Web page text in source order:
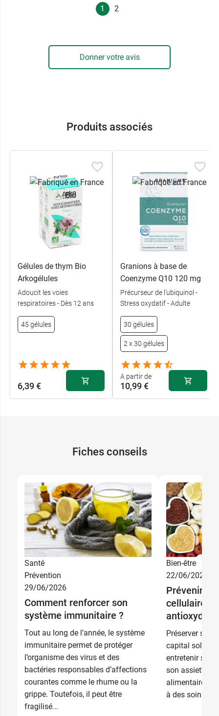
1 2
Donner votre avis
Produits associés
Gélules de thym Bio
Arkogélules
Adoucit les voies
respiratoires - Dès 12 ans
45 gélules
6,39 €
Granions à base de
Coenzyme Q10 120 mg
Précurseur de l'ubiquinol -
Stress oxydatif - Adulte
30 gélules
2 x 30 gélules
A partir de
10,99 €
21,99 €
Fiches conseils
Santé
Prévention
29/06/2026
Comment renforcer son
système immunitaire ?
Tout au long de l’année, le système
immunitaire permet de protéger
l’organisme des virus et des
bactéries responsables d’affections
courantes comme le rhume ou la
grippe. Toutefois, il peut être
fragilisé...
Bien-être
22/06/2026
Prévenir le
cellulaire
Préserver son
capital soleil
entretenir son
son assiette
alimentaires,
à des soins